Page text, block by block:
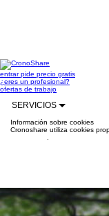
entrarpide precio gratis
¿eres un profesional?
ofertas de trabajo
SERVICIOS
Información sobre cookies
Cronoshare utiliza cookies